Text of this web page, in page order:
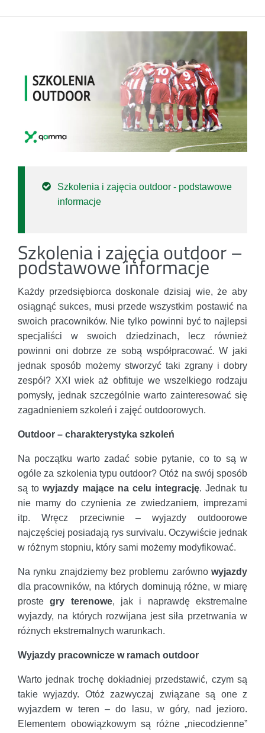
Szkolenia i zajęcia outdoor - podstawowe
informacje
Szkolenia i zajęcia outdoor –
podstawowe informacje
Każdy przedsiębiorca doskonale dzisiaj wie, że aby
osiągnąć sukces, musi przede wszystkim postawić na
swoich pracowników. Nie tylko powinni być to najlepsi
specjaliści w swoich dziedzinach, lecz również
powinni oni dobrze ze sobą współpracować. W jaki
jednak sposób możemy stworzyć taki zgrany i dobry
zespół? XXI wiek aż obfituje we wszelkiego rodzaju
pomysły, jednak szczególnie warto zainteresować się
zagadnieniem szkoleń i zajęć outdoorowych.
Outdoor – charakterystyka szkoleń
Na początku warto zadać sobie pytanie, co to są w
ogóle za szkolenia typu outdoor? Otóż na swój sposób
są to wyjazdy mające na celu integrację. Jednak tu
nie mamy do czynienia ze zwiedzaniem, imprezami
itp. Wręcz przeciwnie – wyjazdy outdoorowe
najczęściej posiadają rys survivalu. Oczywiście jednak
w różnym stopniu, który sami możemy modyfikować.
Na rynku znajdziemy bez problemu zarówno wyjazdy
dla pracowników, na których dominują różne, w miarę
prostegry terenowe, jak i naprawdę ekstremalne
wyjazdy, na których rozwijana jest siła przetrwania w
różnych ekstremalnych warunkach.
Wyjazdy pracownicze w ramach outdoor
Warto jednak trochę dokładniej przedstawić, czym są
takie wyjazdy. Otóż zazwyczaj związane są one z
wyjazdem w teren – do lasu, w góry, nad jezioro.
Elementem obowiązkowym są różne „niecodzienne”